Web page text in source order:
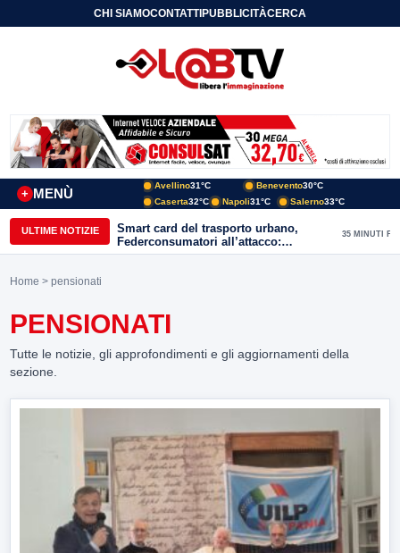
CHI SIAMOCONTATTIPUBBLICITÀCERCA
MENÙ
+
Avellino31°C Benevento30°C
Caserta32°C Napoli31°C Salerno33°C
ULTIME NOTIZIE
Smart card del trasporto urbano,
Federconsumatori all’attacco:
«Benevento ha bisogno di uno
35 MINUTI FA
Home > pensionati
PENSIONATI
Tutte le notizie, gli approfondimenti e gli aggiornamenti della
sezione.